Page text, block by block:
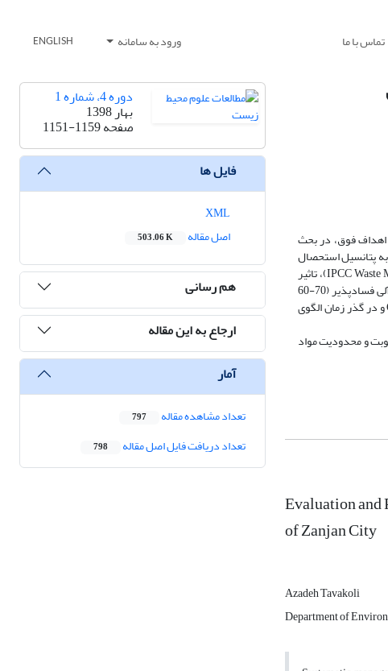
تماس با ما ورود به سامانه ENGLISH
اهداف فوق، در بحث
مدنظر قرار گیرد. این پژوهش براساس داده‌های کمّیت و کیفیت پسماندهای شهر زنجان در سه مقطع زمانی (سال‌های 83، 88 و 95)، به پتانسیل استحصال
متان در بازه زمانی 24 ساله (1400-1376) از محل دفن شهر زنجان (مهترچایی) پرداخته است. در این راستا مدل پیشنهادی هیات بین‌الدّولی تغییر اقلیم (IPCC Waste Model)، تاثیر
شرایط آب و هوایی (دما و رطوبت) بر پتانسیل استحصال و الگوی زمانی انتشارها مورد مطالعه قرار گرفت. نتایج پژوهش نشان داد با توجه به درصد بالای مواد آلی فسادپذیر (70-60
درصد) و رطوبت نسبی (69 درصد)، پسماندهای شهر زنجان پتانسیل مناسبی برای استحصال متان دارند. مقدار انتشارها در بازه زمانی مورد مطالعه Gg 34/43 و در گذر زمان الگوی
و محدودیت مواد
Evaluation
of Zanjan City
Azadeh Tavakoli
Department of
دوره 4، شماره 1
بهار 1398
صفحه1151-1159
فایل ها
اصل مقاله
503.06 K
هم رسانی
ارجاع به این مقاله
آمار
تعداد مشاهده مقاله 797
تعداد دریافت فایل اصل مقاله 798